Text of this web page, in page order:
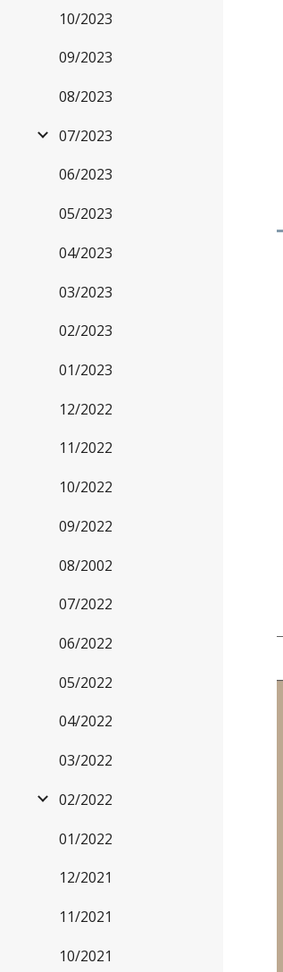
10/2023
09/2023
08/2023
07/2023
06/2023
05/2023
04/2023
03/2023
02/2023
01/2023
12/2022
11/2022
10/2022
09/2022
08/2002
07/2022
06/2022
05/2022
04/2022
03/2022
02/2022
01/2022
12/2021
11/2021
10/2021